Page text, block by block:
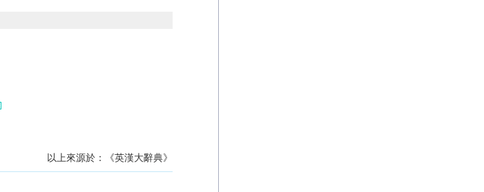
以上來源於：《英漢大辭典》